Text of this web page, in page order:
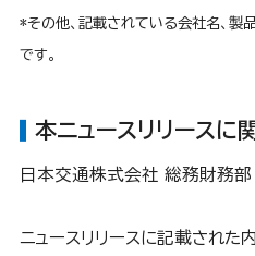
*その他、記載されている会社名、製
です。
本ニュースリリースに
日本交通株式会社 総務財務部
ニュースリリースに記載され